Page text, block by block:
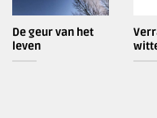
De geur van het
leven